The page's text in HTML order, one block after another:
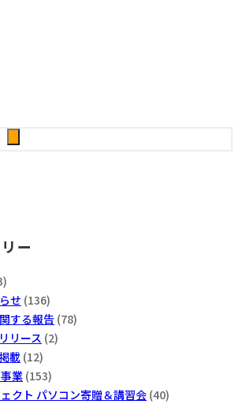
ー
せ (136)
する報告 (78)
リース (2)
載 (12)
業 (153)
クト パソコン寄贈＆講習会 (40)